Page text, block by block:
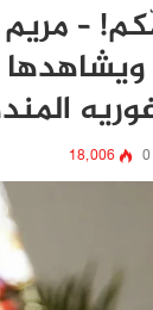
– مريم
0 18٬006